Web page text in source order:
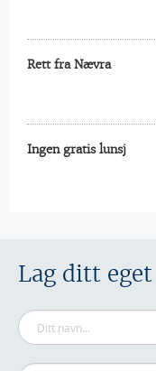
Rett fra Nævra
Ingen gratis lunsj
Lag ditt